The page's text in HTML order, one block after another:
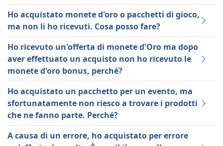
Ho acquistato monete d'oro o pacchetti di gioco,
ma non li ho ricevuti. Cosa posso fare?
Ho ricevuto un'offerta di monete d'Oro ma dopo
aver effettuato un acquisto non ho ricevuto le
monete d'oro bonus, perché?
Ho acquistato un pacchetto per un evento, ma
sfortunatamente non riesco a trovare i prodotti
che ne fanno parte. Perché?
A causa di un errore, ho acquistato per errore